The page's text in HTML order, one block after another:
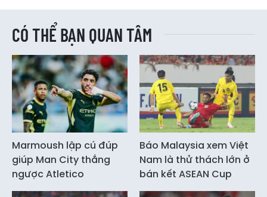
CÓ THỂ BẠN QUAN TÂM
Marmoush lập cú đúp
giúp Man City thắng
ngược Atletico
Báo Malaysia xem Việt
Nam là thử thách lớn ở
bán kết ASEAN Cup